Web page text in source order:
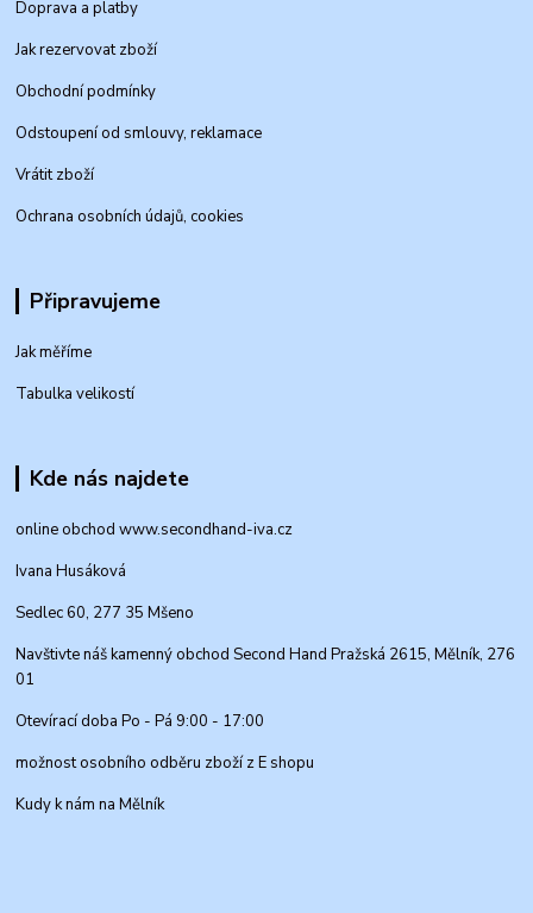
Doprava a platby
Jak rezervovat zboží
Obchodní podmínky
Odstoupení od smlouvy, reklamace
Vrátit zboží
Ochrana osobních údajů, cookies
Připravujeme
Jak měříme
Tabulka velikostí
Kde nás najdete
online obchod www.secondhand-iva.cz
Ivana Husáková
Sedlec 60, 277 35 Mšeno
Navštivte náš kamenný obchod Second Hand Pražská 2615, Mělník, 276
01
Otevírací doba Po - Pá 9:00 - 17:00
možnost osobního odběru zboží z E shopu
Kudy k nám na Mělník